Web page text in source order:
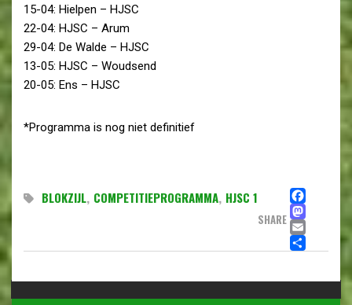
15-04: Hielpen – HJSC
22-04: HJSC – Arum
29-04: De Walde – HJSC
13-05: HJSC – Woudsend
20-05: Ens – HJSC
*Programma is nog niet definitief
BLOKZIJL, COMPETITIEPROGRAMMA, HJSC 1
SHARE